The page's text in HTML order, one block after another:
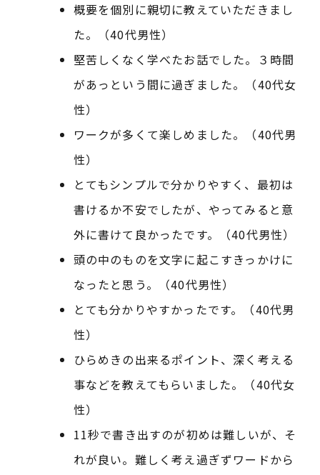
概要を個別に親切に教えていただきまし
た。（40代男性）
堅苦しくなく学べたお話でした。３時間
があっという間に過ぎました。（40代女
性）
ワークが多くて楽しめました。（40代男
性）
とてもシンプルで分かりやすく、最初は
書けるか不安でしたが、やってみると意
外に書けて良かったです。（40代男性）
頭の中のものを文字に起こすきっかけに
なったと思う。（40代男性）
とても分かりやすかったです。（40代男
性）
ひらめきの出来るポイント、深く考える
事などを教えてもらいました。（40代女
性）
11秒で書き出すのが初めは難しいが、そ
れが良い。難しく考え過ぎずワードから